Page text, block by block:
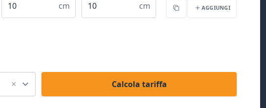
cm cm
Copia AGGIUNGI
× Calcola tariffa